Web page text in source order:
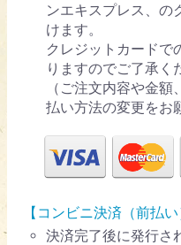
ンエキスプレス、の
けます。
クレジットカードで
りますのでご了承く
（ご注文内容や金
払い方法の変更をお
【コンビニ決済（前払い
決済完了後に発行さ